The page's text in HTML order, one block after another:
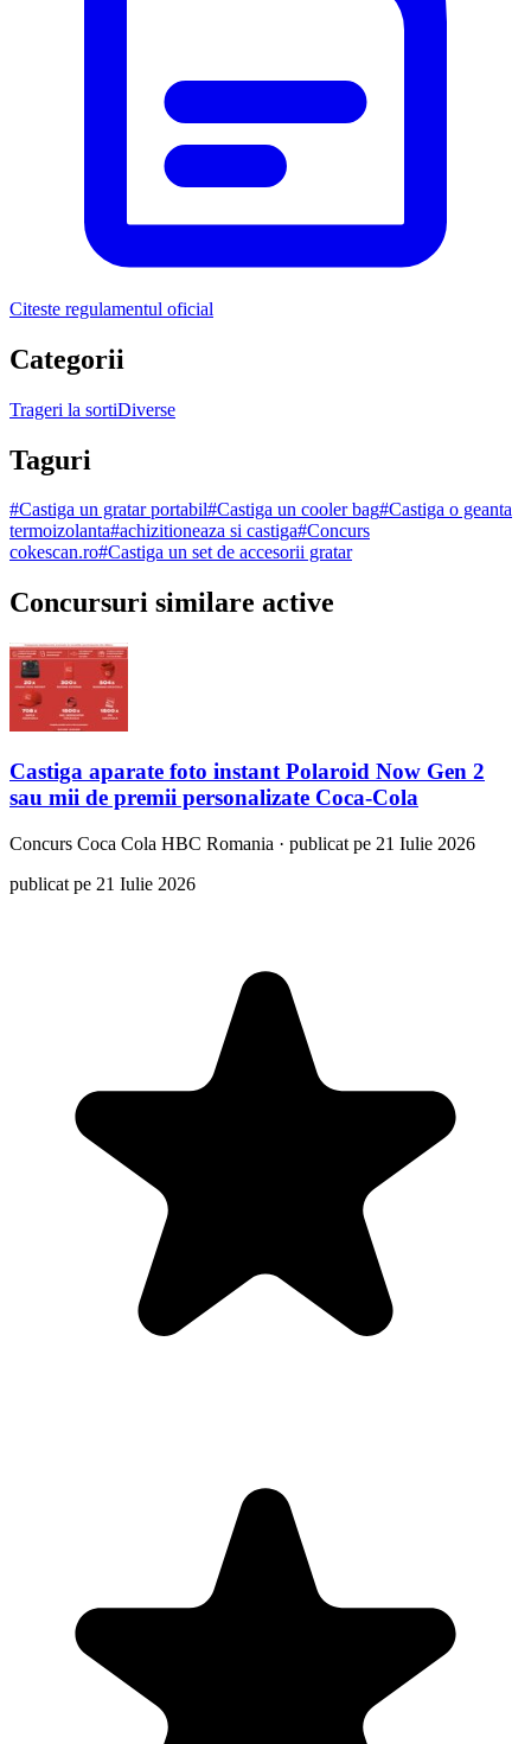
Citeste regulamentul oficial
Categorii
Trageri la sortiDiverse
Taguri
#Castiga un gratar portabil#Castiga un cooler bag#Castiga o geanta
termoizolanta#achizitioneaza si castiga#Concurs
cokescan.ro#Castiga un set de accesorii gratar
Concursuri similare active
Castiga aparate foto instant Polaroid Now Gen 2
sau mii de premii personalizate Coca-Cola
Concurs Coca Cola HBC Romania · publicat pe 21 Iulie 2026
publicat pe 21 Iulie 2026